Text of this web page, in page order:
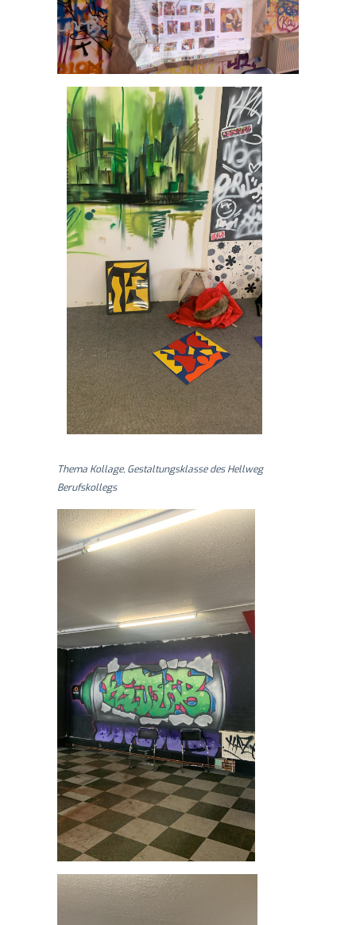
Thema Kollage, Gestaltungsklasse des Hellweg
Berufskollegs